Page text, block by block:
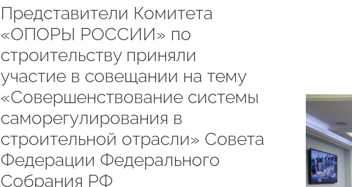
Представители Комитета
«ОПОРЫ РОССИИ» по
строительству приняли
участие в совещании на тему
«Совершенствование системы
саморегулирования в
строительной отрасли» Совета
Федерации Федерального
Собрания РФ